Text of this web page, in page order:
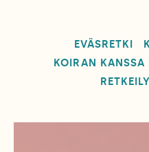
EVÄSRETKI
KOIRAN KANSSA
RETKEILY